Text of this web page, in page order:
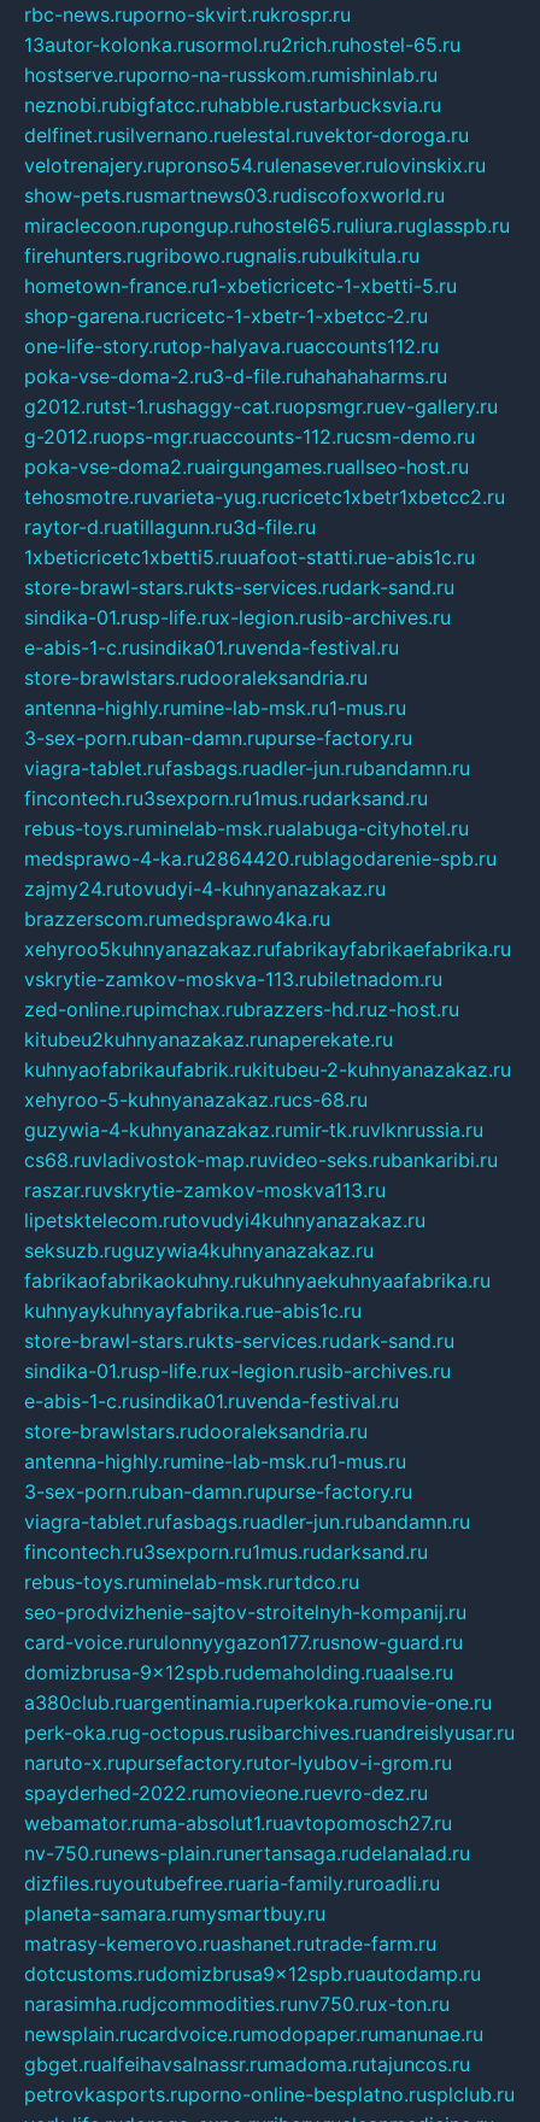
rbc-news.ruporno-skvirt.rukrospr.ru
13autor-kolonka.rusormol.ru2rich.ruhostel-65.ru
hostserve.ruporno-na-russkom.rumishinlab.ru
neznobi.rubigfatcc.ruhabble.rustarbucksvia.ru
delfinet.rusilvernano.ruelestal.ruvektor-doroga.ru
velotrenajery.rupronso54.rulenasever.rulovinskix.ru
show-pets.rusmartnews03.rudiscofoxworld.ru
miraclecoon.rupongup.ruhostel65.ruliura.ruglasspb.ru
firehunters.rugribowo.rugnalis.rubulkitula.ru
hometown-france.ru1-xbeticricetc-1-xbetti-5.ru
shop-garena.rucricetc-1-xbetr-1-xbetcc-2.ru
one-life-story.rutop-halyava.ruaccounts112.ru
poka-vse-doma-2.ru3-d-file.ruhahahaharms.ru
g2012.rutst-1.rushaggy-cat.ruopsmgr.ruev-gallery.ru
g-2012.ruops-mgr.ruaccounts-112.rucsm-demo.ru
poka-vse-doma2.ruairgungames.ruallseo-host.ru
tehosmotre.ruvarieta-yug.rucricetc1xbetr1xbetcc2.ru
raytor-d.ruatillagunn.ru3d-file.ru
1xbeticricetc1xbetti5.ruuafoot-statti.rue-abis1c.ru
store-brawl-stars.rukts-services.rudark-sand.ru
sindika-01.rusp-life.rux-legion.rusib-archives.ru
e-abis-1-c.rusindika01.ruvenda-festival.ru
store-brawlstars.rudooraleksandria.ru
antenna-highly.rumine-lab-msk.ru1-mus.ru
3-sex-porn.ruban-damn.rupurse-factory.ru
viagra-tablet.rufasbags.ruadler-jun.rubandamn.ru
fincontech.ru3sexporn.ru1mus.rudarksand.ru
rebus-toys.ruminelab-msk.rualabuga-cityhotel.ru
medsprawo-4-ka.ru2864420.rublagodarenie-spb.ru
zajmy24.rutovudyi-4-kuhnyanazakaz.ru
brazzerscom.rumedsprawo4ka.ru
xehyroo5kuhnyanazakaz.rufabrikayfabrikaefabrika.ru
vskrytie-zamkov-moskva-113.rubiletnadom.ru
zed-online.rupimchax.rubrazzers-hd.ruz-host.ru
kitubeu2kuhnyanazakaz.runaperekate.ru
kuhnyaofabrikaufabrik.rukitubeu-2-kuhnyanazakaz.ru
xehyroo-5-kuhnyanazakaz.rucs-68.ru
guzywia-4-kuhnyanazakaz.rumir-tk.ruvlknrussia.ru
cs68.ruvladivostok-map.ruvideo-seks.rubankaribi.ru
raszar.ruvskrytie-zamkov-moskva113.ru
lipetsktelecom.rutovudyi4kuhnyanazakaz.ru
seksuzb.ruguzywia4kuhnyanazakaz.ru
fabrikaofabrikaokuhny.rukuhnyaekuhnyaafabrika.ru
kuhnyaykuhnyayfabrika.rue-abis1c.ru
store-brawl-stars.rukts-services.rudark-sand.ru
sindika-01.rusp-life.rux-legion.rusib-archives.ru
e-abis-1-c.rusindika01.ruvenda-festival.ru
store-brawlstars.rudooraleksandria.ru
antenna-highly.rumine-lab-msk.ru1-mus.ru
3-sex-porn.ruban-damn.rupurse-factory.ru
viagra-tablet.rufasbags.ruadler-jun.rubandamn.ru
fincontech.ru3sexporn.ru1mus.rudarksand.ru
rebus-toys.ruminelab-msk.rurtdco.ru
seo-prodvizhenie-sajtov-stroitelnyh-kompanij.ru
card-voice.rurulonnyygazon177.rusnow-guard.ru
domizbrusa-9x12spb.rudemaholding.ruaalse.ru
a380club.ruargentinamia.ruperkoka.rumovie-one.ru
perk-oka.rug-octopus.rusibarchives.ruandreislyusar.ru
naruto-x.rupursefactory.rutor-lyubov-i-grom.ru
spayderhed-2022.rumovieone.ruevro-dez.ru
webamator.ruma-absolut1.ruavtopomosch27.ru
nv-750.runews-plain.runertansaga.rudelanalad.ru
dizfiles.ruyoutubefree.ruaria-family.ruroadli.ru
planeta-samara.rumysmartbuy.ru
matrasy-kemerovo.ruashanet.rutrade-farm.ru
dotcustoms.rudomizbrusa9x12spb.ruautodamp.ru
narasimha.rudjcommodities.runv750.rux-ton.ru
newsplain.rucardvoice.rumodopaper.rumanunae.ru
gbget.rualfeihavsalnassr.rumadoma.rutajuncos.ru
petrovkasports.ruporno-online-besplatno.rusplclub.ru